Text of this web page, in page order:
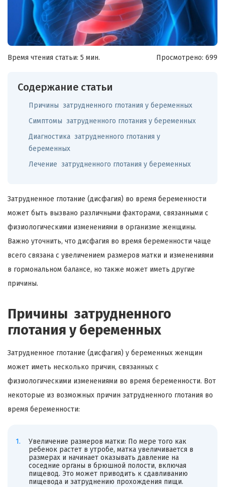
Время чтения статьи: 5 мин. Просмотрено: 699
Содержание статьи
Причины затрудненного глотания у беременных
Симптомы затрудненного глотания у беременных
Диагностика затрудненного глотания у
беременных
Лечение затрудненного глотания у беременных
Затрудненное глотание (дисфагия) во время беременности
может быть вызвано различными факторами, связанными с
физиологическими изменениями в организме женщины.
Важно уточнить, что дисфагия во время беременности чаще
всего связана с увеличением размеров матки и изменениями
в гормональном балансе, но также может иметь другие
причины.
Причины затрудненного
глотания у беременных
Затрудненное глотание (дисфагия) у беременных женщин
может иметь несколько причин, связанных с
физиологическими изменениями во время беременности. Вот
некоторые из возможных причин затрудненного глотания во
время беременности:
Увеличение размеров матки: По мере того как
ребенок растет в утробе, матка увеличивается в
размерах и начинает оказывать давление на
соседние органы в брюшной полости, включая
пищевод. Это может приводить к сдавливанию
пищевода и затруднению прохождения пищи.